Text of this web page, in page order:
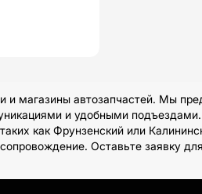
магазины автозапчастей. Мы
и удобными
как Фрунзенский или
Оставьте заявку